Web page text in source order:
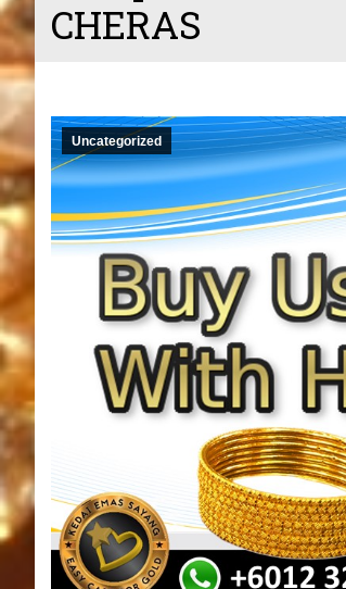
CHERAS
Uncategorized